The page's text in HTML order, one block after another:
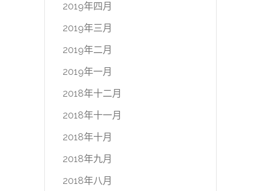
2019年四月
2019年三月
2019年二月
2019年一月
2018年十二月
2018年十一月
2018年十月
2018年九月
2018年八月